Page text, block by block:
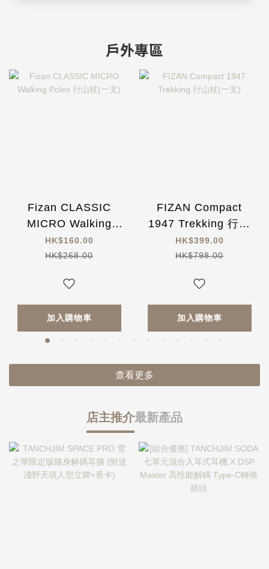
戶外專區
Fizan CLASSIC
MICRO Walking
Poles 行山杖(一支)
HK$160.00
HK$268.00
加入購物車
FIZAN Compact
1947 Trekking 行山
杖(一支)
HK$399.00
HK$798.00
加入購物車
查看更多
店主推介最新產品